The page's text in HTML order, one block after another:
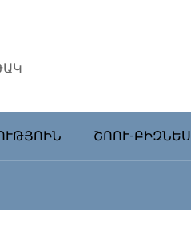
ՇՈՈՒ-ԲԻԶՆԵՍ